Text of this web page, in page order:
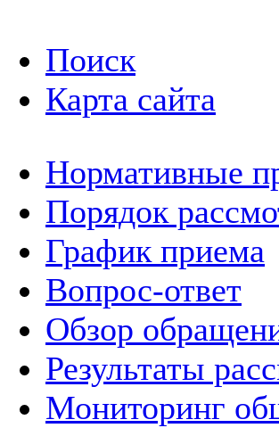
Поиск
Карта сайта
Нормативные
Порядок
График приема
Вопрос-ответ
Обзор
Результаты
Мониторинг